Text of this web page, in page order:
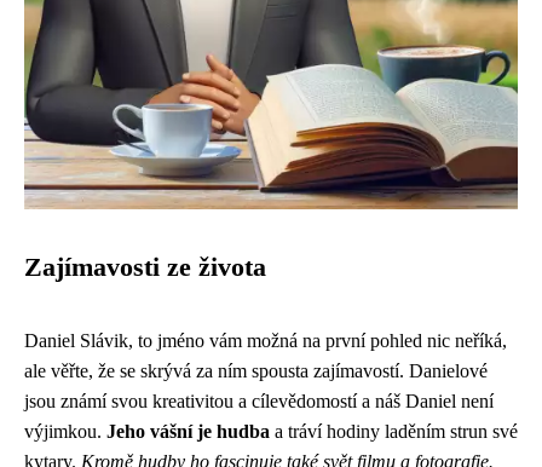
Zajímavosti ze života
Daniel Slávik, to jméno vám možná na první pohled nic neříká,
ale věřte, že se skrývá za ním spousta zajímavostí. Danielové
jsou známí svou kreativitou a cílevědomostí a náš Daniel není
výjimkou. Jeho vášní je hudba a tráví hodiny laděním strun své
kytary. Kromě hudby ho fascinuje také svět filmu a fotografie.